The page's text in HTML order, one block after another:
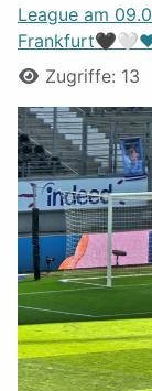
League am
Zugriffe: 13